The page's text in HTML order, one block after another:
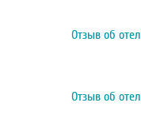
Отзыв об
Отзыв об